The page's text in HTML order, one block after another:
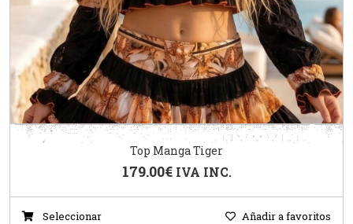
Top Manga Tiger
179.00€ IVA INC.
Seleccionar Añadir a favoritos